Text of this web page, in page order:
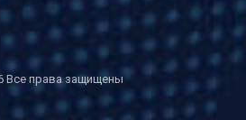
Все права защищены